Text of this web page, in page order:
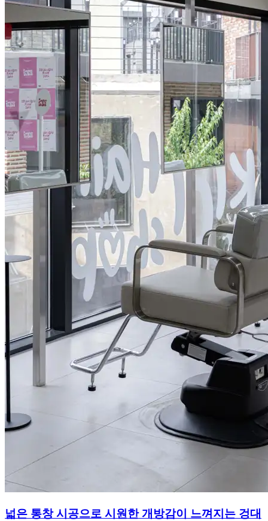
넓은 통창 시공으로 시원한 개방감이 느껴지는 겅대